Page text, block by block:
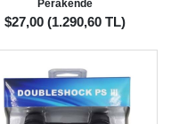
Perakende
$27,00 (1.290,60 TL)